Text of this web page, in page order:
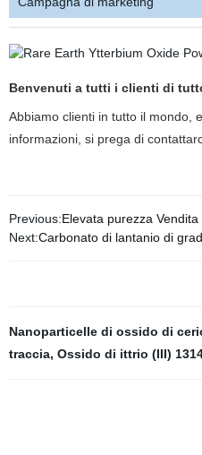
Benvenuti a tutti i clienti di
Abbiamo clienti in tutto il mondo,
informazioni, si prega di
Previous:Elevata purezza
Next:Carbonato di lantanio di
Nanoparticelle di ossido di
traccia, Ossido di ittrio (III)